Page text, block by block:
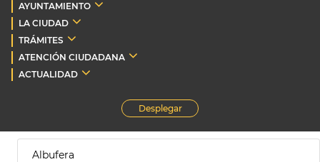
AYUNTAMIENTO
LA CIUDAD
TRÁMITES
ATENCIÓN CIUDADANA
ACTUALIDAD
Desplegar
Albufera